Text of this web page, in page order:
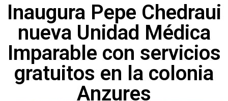
Inaugura Pepe Chedraui
nueva Unidad Médica
Imparable con servicios
gratuitos en la colonia
Anzures